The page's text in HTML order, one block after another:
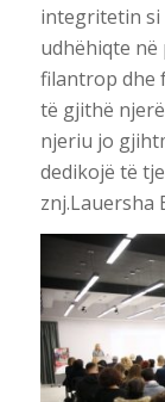
integritetin si
udhëhiqte në
filantrop dhe
të gjithë
njeriu jo
dedikojë të
znj.Lauersha